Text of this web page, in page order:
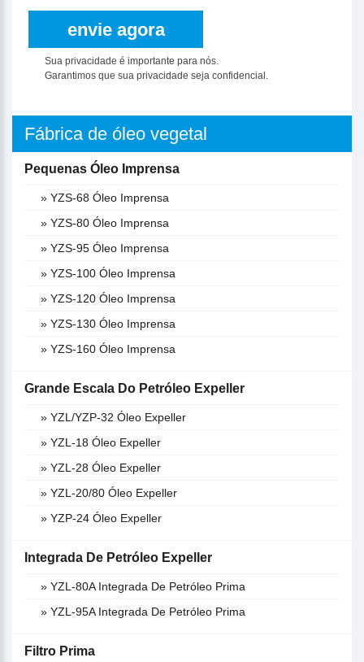
Sua privacidade é importante para nós.
Garantimos que sua privacidade seja confidencial.
Fábrica de óleo vegetal
Pequenas Óleo Imprensa
» YZS-68 Óleo Imprensa
» YZS-80 Óleo Imprensa
» YZS-95 Óleo Imprensa
» YZS-100 Óleo Imprensa
» YZS-120 Óleo Imprensa
» YZS-130 Óleo Imprensa
» YZS-160 Óleo Imprensa
Grande Escala Do Petróleo Expeller
» YZL/YZP-32 Óleo Expeller
» YZL-18 Óleo Expeller
» YZL-28 Óleo Expeller
» YZL-20/80 Óleo Expeller
» YZP-24 Óleo Expeller
Integrada De Petróleo Expeller
» YZL-80A Integrada De Petróleo Prima
» YZL-95A Integrada De Petróleo Prima
Filtro Prima